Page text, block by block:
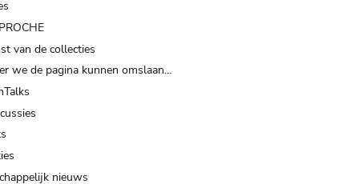
van de collecties
we de pagina kunnen omslaan…
nieuws